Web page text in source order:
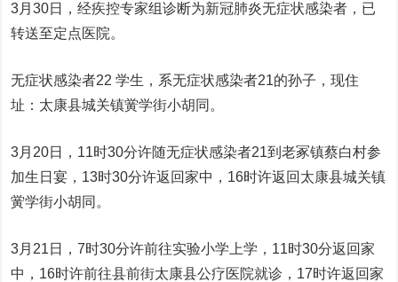
3月30日，经疾控专家组诊断为新冠肺炎无症状感染者，已
转送至定点医院。
无症状感染者22 学生，系无症状感染者21的孙子，现住
址：太康县城关镇黉学街小胡同。
3月20日，11时30分许随无症状感染者21到老冢镇蔡白村参
加生日宴，13时30分许返回家中，16时许返回太康县城关镇
黉学街小胡同。
3月21日，7时30分许前往实验小学上学，11时30分返回家
中，16时许前往县前街太康县公疗医院就诊，17时许返回家